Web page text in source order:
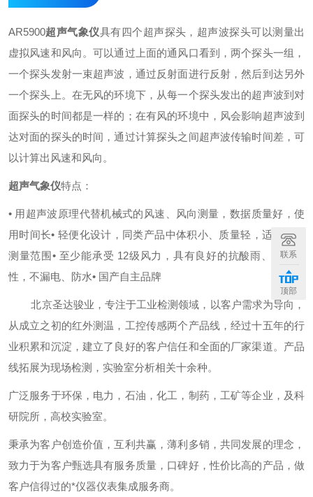
AR5900超声气象仪具有四个超声探头，超声波探头可以测量出
虚拟风速和风向。可以通过上面的通风口看到，两个探头一组，
一个探头发射一束超声波，通过反射面进行反射，然后到达另外
一个探头上。在无风的环境下，从每一个探头发出的超声波到对
面探头的时间都是一样的；在有风的环境中，风会影响超声波到
达对面的探头的时间，通过计算探头之间超声波传输时间差，可
以计算出风速和风向。
超声气象仪特点：
• 用超声波原理代替机械式的风速、风向测量，数据质量好，使
用时间长• 轻便化设计，同类产品中体积小、质量轻，适合湿度
测量范围 • 至少能承受 12级风力，具有良好的抗酸雨、抗腐蚀
性，不漏电、防水• 国产自主品牌
北京圣达骏业，专注于工业检测领域，以客户需求为导向，
从成立之初的红外测温，工控传感两个产品线，经过十五年的行
业积累和沉淀，建立了良好的客户信任和全面的厂家渠道。产品
线拓展为现场检测，实验室分析相关十余种。
广泛服务于环保，电力，石油，化工，制药，工矿等企业，及科
研院所，高校实验室。
秉承为客户创造价值，互利共赢，薄利多销，共同发展的理念，
致力于为客户甄选具有服务质量，口碑好，性价比高的产品，做
客户信得过的*仪器仪表集成服务商。
联系
顶部